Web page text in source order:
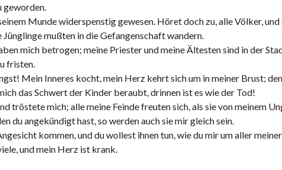
geworden.
Munde widerspenstig gewesen. Höret doch zu, alle Völker, und
mußten in die Gefangenschaft wandern.
mich betrogen; meine Priester und meine Ältesten sind in der
fristen.
Mein Inneres kocht, mein Herz kehrt sich um in meiner Brust;
das Schwert der Kinder beraubt, drinnen ist es wie der Tod!
tröstete mich; alle meine Feinde freuten sich, als sie von meinem
du angekündigt hast, so werden auch sie mir gleich sein.
kommen, und du wollest ihnen tun, wie du mir um aller
und mein Herz ist krank.